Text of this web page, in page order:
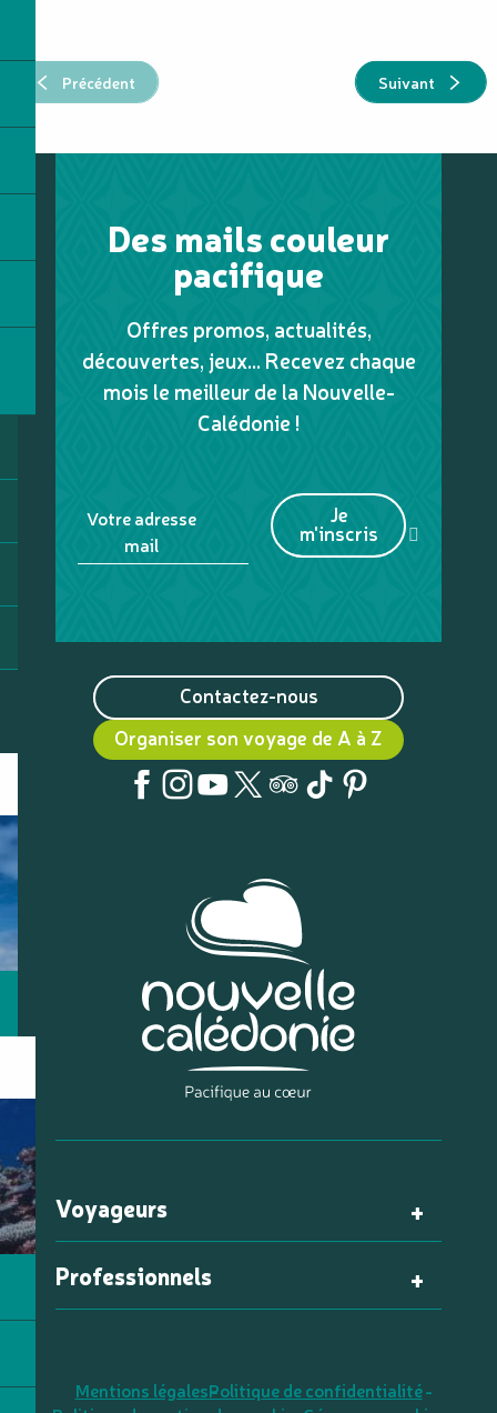
Précédent Suivant
Des mails couleur
pacifique
Offres promos, actualités,
découvertes, jeux... Recevez chaque
mois le meilleur de la Nouvelle-
Calédonie !
Votre adresse
mail
Je
m'inscris
Contactez-nous
Organiser son voyage de A à Z
Voyageurs
Professionnels
Mentions légalesPolitique de confidentialité